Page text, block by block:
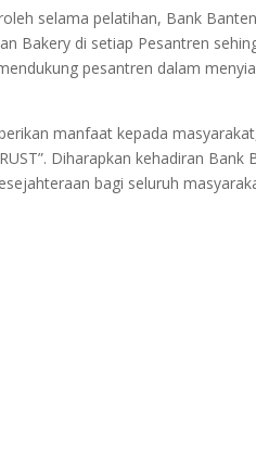
selama pelatihan, Bank
Bakery di setiap Pesantren
pesantren dalam
manfaat kepada
Diharapkan kehadiran Bank
bagi seluruh